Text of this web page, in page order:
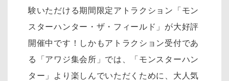
験いただける期間限定アトラクション「モン
スターハンター・ザ・フィールド」が大好評
開催中です！しかもアトラクション受付であ
る「アワジ集会所」では、「モンスターハン
ター」より楽しんでいただくために、大人気